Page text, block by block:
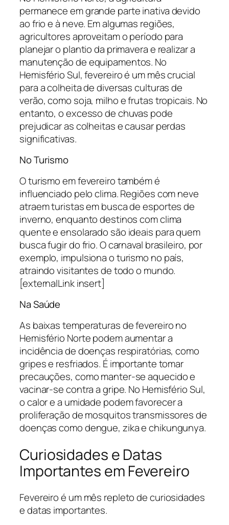
permanece em grande parte inativa devido
ao frio e à neve. Em algumas regiões,
agricultores aproveitam o período para
planejar o plantio da primavera e realizar a
manutenção de equipamentos. No
Hemisfério Sul, fevereiro é um mês crucial
para a colheita de diversas culturas de
verão, como soja, milho e frutas tropicais. No
entanto, o excesso de chuvas pode
prejudicar as colheitas e causar perdas
significativas.
No Turismo
O turismo em fevereiro também é
influenciado pelo clima. Regiões com neve
atraem turistas em busca de esportes de
inverno, enquanto destinos com clima
quente e ensolarado são ideais para quem
busca fugir do frio. O carnaval brasileiro, por
exemplo, impulsiona o turismo no país,
atraindo visitantes de todo o mundo.
[externalLink insert]
Na Saúde
As baixas temperaturas de fevereiro no
Hemisfério Norte podem aumentar a
incidência de doenças respiratórias, como
gripes e resfriados. É importante tomar
precauções, como manter-se aquecido e
vacinar-se contra a gripe. No Hemisfério Sul,
o calor e a umidade podem favorecer a
proliferação de mosquitos transmissores de
doenças como dengue, zika e chikungunya.
Curiosidades e Datas
Importantes em Fevereiro
Fevereiro é um mês repleto de curiosidades
e datas importantes.